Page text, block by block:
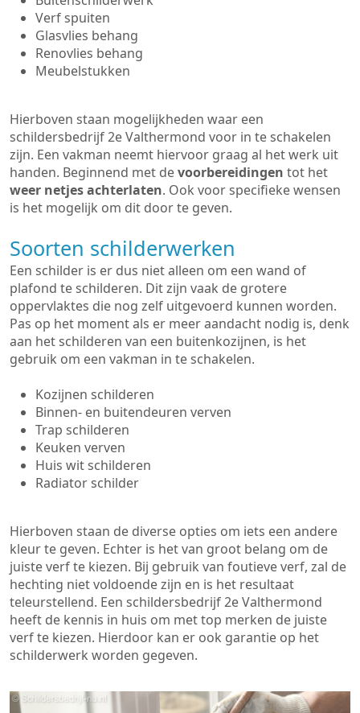
Verf spuiten
Glasvlies behang
Renovlies behang
Meubelstukken
Hierboven staan mogelijkheden waar een
schildersbedrijf 2e Valthermond voor in te schakelen
zijn. Een vakman neemt hiervoor graag al het werk uit
handen. Beginnend met devoorbereidingen tot het
weer netjes achterlaten. Ook voor specifieke wensen
is het mogelijk om dit door te geven.
Soorten schilderwerken
Een schilder is er dus niet alleen om een wand of
plafond te schilderen. Dit zijn vaak de grotere
oppervlaktes die nog zelf uitgevoerd kunnen worden.
Pas op het moment als er meer aandacht nodig is, denk
aan het schilderen van een buitenkozijnen, is het
gebruik om een vakman in te schakelen.
Kozijnen schilderen
Binnen- en buitendeuren verven
Trap schilderen
Keuken verven
Huis wit schilderen
Radiator schilder
Hierboven staan de diverse opties om iets een andere
kleur te geven. Echter is het van groot belang om de
juiste verf te kiezen. Bij gebruik van foutieve verf, zal de
hechting niet voldoende zijn en is het resultaat
teleurstellend. Een schildersbedrijf 2e Valthermond
heeft de kennis in huis om met top merken de juiste
verf te kiezen. Hierdoor kan er ook garantie op het
schilderwerk worden gegeven.